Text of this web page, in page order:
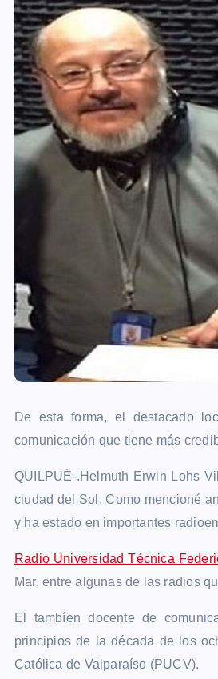
De esta forma, el destacado
comunicación que tiene más
QUILPUÉ-.Helmuth Erwin Lohs
ciudad del Sol. Como mencioné
y ha estado en importantes
Radio Universidad Técnica
Mar, entre algunas de las radios
El tambíen docente de
principios de la década de los
Católica de Valparaíso (PUCV).